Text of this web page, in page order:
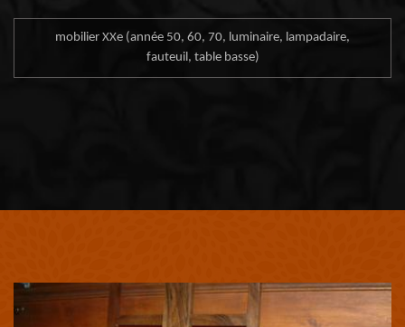
mobilier XXe (année 50, 60, 70, luminaire, lampadaire,
fauteuil, table basse)